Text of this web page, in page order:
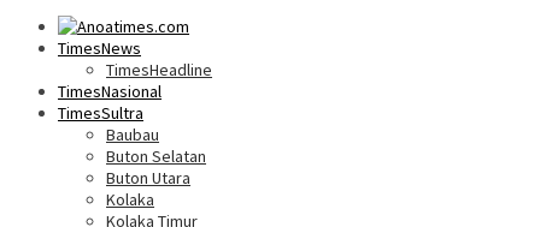
TimesNews
TimesHeadline
TimesNasional
TimesSultra
Baubau
Buton Selatan
Buton Utara
Kolaka
Kolaka Timur